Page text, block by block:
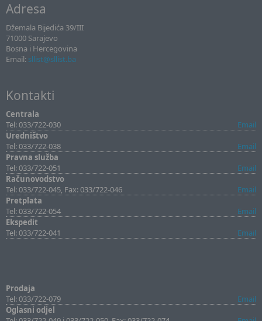
Adresa
Džemala Bijedića 39/III
71000 Sarajevo
Bosna i Hercegovina
Email: sllist@sllist.ba
Kontakti
Centrala
Tel: 033/722-030
Email
Uredništvo
Tel: 033/722-038
Email
Pravna služba
Tel: 033/722-051
Email
Računovodstvo
Tel: 033/722-045, Fax: 033/722-046
Email
Pretplata
Tel: 033/722-054
Email
Ekspedit
Tel: 033/722-041
Email
Prodaja
Tel: 033/722-079
Email
Oglasni odjel